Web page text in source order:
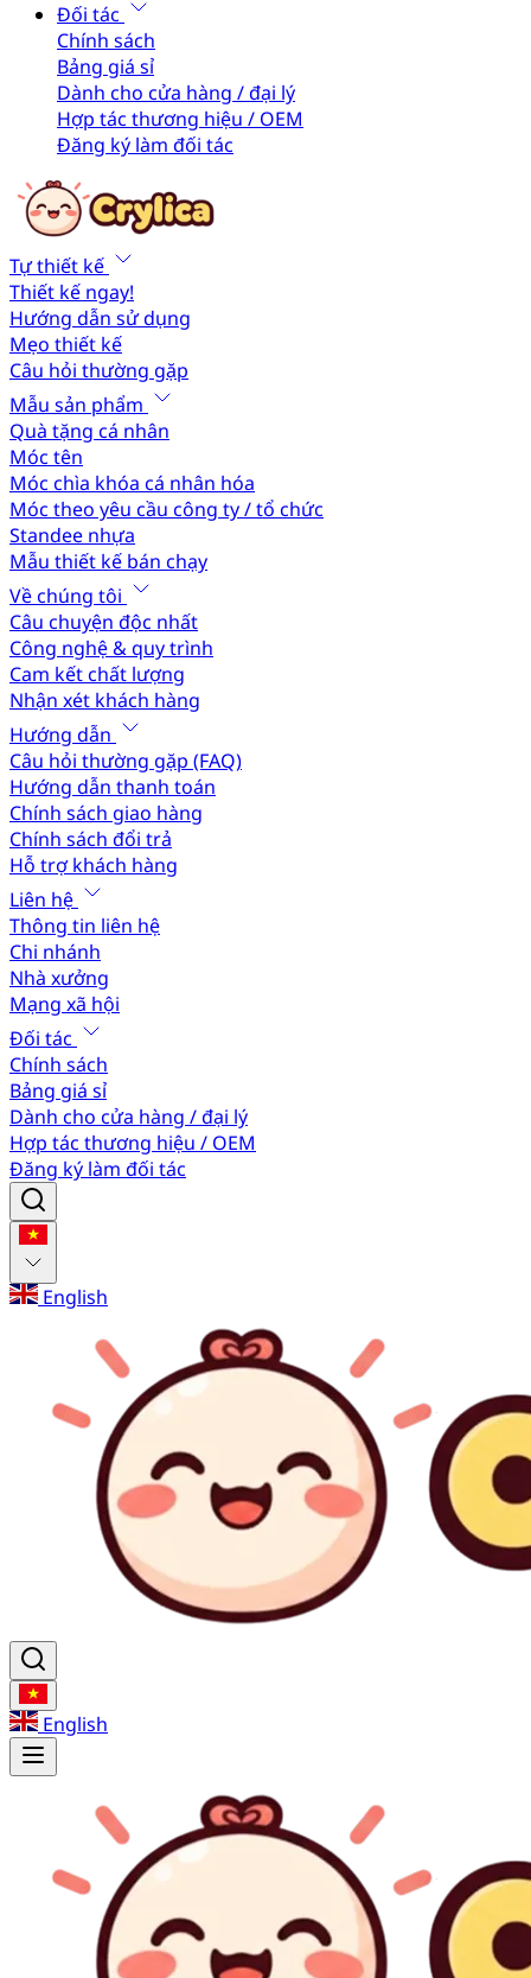
Đối tác
Chính sách
Bảng giá sỉ
Dành cho cửa hàng / đại lý
Hợp tác thương hiệu / OEM
Đăng ký làm đối tác
Tự thiết kế
Thiết kế ngay!
Hướng dẫn sử dụng
Mẹo thiết kế
Câu hỏi thường gặp
Mẫu sản phẩm
Quà tặng cá nhân
Móc tên
Móc chìa khóa cá nhân hóa
Móc theo yêu cầu công ty / tổ chức
Standee nhựa
Mẫu thiết kế bán chạy
Về chúng tôi
Câu chuyện độc nhất
Công nghệ & quy trình
Cam kết chất lượng
Nhận xét khách hàng
Hướng dẫn
Câu hỏi thường gặp (FAQ)
Hướng dẫn thanh toán
Chính sách giao hàng
Chính sách đổi trả
Hỗ trợ khách hàng
Liên hệ
Thông tin liên hệ
Chi nhánh
Nhà xưởng
Mạng xã hội
Đối tác
Chính sách
Bảng giá sỉ
Dành cho cửa hàng / đại lý
Hợp tác thương hiệu / OEM
Đăng ký làm đối tác
English
English